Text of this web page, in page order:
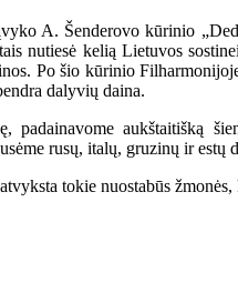
A. Šenderovo kūrinio
kelią Lietuvos
Po šio kūrinio
dalyvių daina.
aukštaitišką
rusų, italų, gruzinų ir
tokie nuostabūs